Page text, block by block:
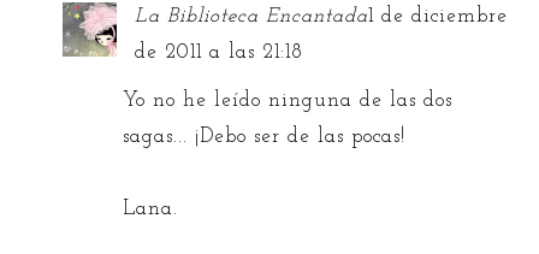
La Biblioteca Encantada1 de diciembre
de 2011 a las 21:18
Yo no he leído ninguna de las dos
sagas... ¡Debo ser de las pocas!
Lana.